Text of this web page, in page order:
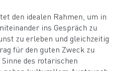
den idealen Rahmen, um in
ins Gespräch zu
zu erleben und gleichzeitig
für den guten Zweck zu
des rotarischen